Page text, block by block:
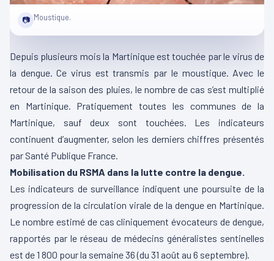
📷 Moustique.
Depuis plusieurs mois la Martinique est touchée par le virus de
la dengue. Ce virus est transmis par le moustique. Avec le
retour de la saison des pluies, le nombre de cas s’est multiplié
en Martinique. Pratiquement toutes les communes de la
Martinique, sauf deux sont touchées. Les indicateurs
continuent d’augmenter, selon les derniers chiffres présentés
par Santé Publique France.
Mobilisation du RSMA dans la lutte contre la dengue.
Les indicateurs de surveillance indiquent une poursuite de la
progression de la circulation virale de la dengue en Martinique.
Le nombre estimé de cas cliniquement évocateurs de dengue,
rapportés par le réseau de médecins généralistes sentinelles
est de 1 800 pour la semaine 36 (du 31 août au 6 septembre).